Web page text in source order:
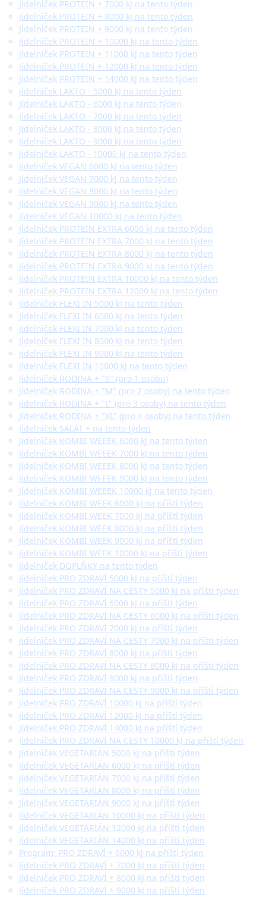
Jídelníček PROTEIN + 7000 kJ na tento týden
Jídelníček PROTEIN + 8000 kJ na tento týden
Jídelníček PROTEIN + 9000 kJ na tento týden
Jídelníček PROTEIN + 10000 kJ na tento týden
Jídelníček PROTEIN + 11000 kJ na tento týden
Jídelníček PROTEIN + 12000 kJ na tento týden
Jídelníček PROTEIN + 14000 kJ na tento týden
Jídelníček LAKTO - 5000 kJ na tento týden
Jídelníček LAKTO - 6000 kJ na tento týden
Jídelníček LAKTO - 7000 kJ na tento týden
Jídelníček LAKTO - 8000 kJ na tento týden
Jídelníček LAKTO - 9000 kJ na tento týden
Jídelníček LAKTO - 10000 kJ na tento týden
Jídelníček VEGAN 6000 kJ na tento týden
Jídelníček VEGAN 7000 kJ na tento týden
Jídelníček VEGAN 8000 kJ na tento týden
Jídelníček VEGAN 9000 kJ na tento týden
Jídelníček VEGAN 10000 kJ na tento týden
Jídelníček PROTEIN EXTRA 6000 kJ na tento týden
Jídelníček PROTEIN EXTRA 7000 kJ na tento týden
Jídelníček PROTEIN EXTRA 8000 kJ na tento týden
Jídelníček PROTEIN EXTRA 9000 kJ na tento týden
Jídelníček PROTEIN EXTRA 10000 kJ na tento týden
Jídelníček PROTEIN EXTRA 12000 kJ na tento týden
Jídelníček FLEXI IN 5000 kJ na tento týden
Jídelníček FLEXI IN 6000 kJ na tento týden
Jídelníček FLEXI IN 7000 kJ na tento týden
Jídelníček FLEXI IN 8000 kJ na tento týden
Jídelníček FLEXI IN 9000 kJ na tento týden
Jídelníček FLEXI IN 10000 kJ na tento týden
Jídelníček RODINA + "S" (pro 1 osobu)
Jídelníček RODINA + "M" (pro 2 osoby) na tento týden
Jídelníček RODINA + "L" (pro 3 osoby) na tento týden
Jídelníček RODINA + "XL" (pro 4 osoby) na tento týden
Jídelníček SALÁT + na tento týden
Jídelníček KOMBI WEEEK 6000 kJ na tento týden
Jídelníček KOMBI WEEEK 7000 kJ na tento týden
Jídelníček KOMBI WEEEK 8000 kJ na tento týden
Jídelníček KOMBI WEEEK 9000 kJ na tento týden
Jídelníček KOMBI WEEEK 10000 kJ na tento týden
Jídelníček KOMBI WEEK 6000 kJ na příští týden
Jídelníček KOMBI WEEK 7000 kJ na příští týden
Jídelníček KOMBI WEEK 8000 kJ na příští týden
Jídelníček KOMBI WEEK 9000 kJ na příští týden
Jídelníček KOMBI WEEK 10000 kJ na příští týden
Jídelníček DOPLŇKY na tento týden
Jídelníček PRO ZDRAVÍ 5000 kJ na příští týden
Jídelníček PRO ZDRAVÍ NA CESTY 5000 kJ na příští týden
Jídelníček PRO ZDRAVÍ 6000 kJ na příští týden
Jídelníček PRO ZDRAVÍ NA CESTY 6000 kJ na příští týden
Jídelníček PRO ZDRAVÍ 7000 kJ na příští týden
Jídelníček PRO ZDRAVÍ NA CESTY 7000 kJ na příští týden
Jídelníček PRO ZDRAVÍ 8000 kJ na příští týden
Jídelníček PRO ZDRAVÍ NA CESTY 8000 kJ na příští týden
Jídelníček PRO ZDRAVÍ 9000 kJ na příští týden
Jídelníček PRO ZDRAVÍ NA CESTY 9000 kJ na příští týden
Jídelníček PRO ZDRAVÍ 10000 kJ na příští týden
Jídelníček PRO ZDRAVÍ 12000 kJ na příští týden
Jídelníček PRO ZDRAVÍ 14000 kJ na příští týden
Jídelníček PRO ZDRAVÍ NA CESTY 10000 kJ na příští týden
Jídelníček VEGETARIÁN 5000 kJ na příští týden
Jídelníček VEGETARIÁN 6000 kJ na příští týden
Jídelníček VEGETARIÁN 7000 kJ na příští týden
Jídelníček VEGETARIÁN 8000 kJ na příští týden
Jídelníček VEGETARIÁN 9000 kJ na příští týden
Jídelníček VEGETARIÁN 10000 kJ na příští týden
Jídelníček VEGETARIÁN 12000 kJ na příští týden
Jídelníček VEGETARIÁN 14000 kJ na příští týden
Program: PRO ZDRAVÍ + 6000 kJ na příští týden
Jídelníček PRO ZDRAVÍ + 7000 kJ na příští týden
Jídelníček PRO ZDRAVÍ + 8000 kJ na příští týden
Jídelníček PRO ZDRAVÍ + 9000 kJ na příští týden